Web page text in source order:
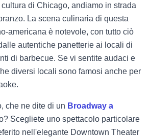
di Chicago, andiamo in strada
La scena culinaria di questa
americana è notevole, con tutto ciò
autentiche panetterie ai locali di
di barbecue. Se vi sentite audaci e
diversi locali sono famosi anche per
che ne dite di un Broadway a
Scegliete uno spettacolo particolare
nell'elegante Downtown Theater